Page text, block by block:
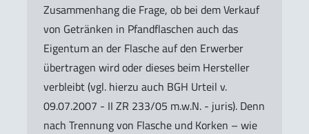
Zusammenhang die Frage, ob bei dem Verkauf
von Getränken in Pfandflaschen auch das
Eigentum an der Flasche auf den Erwerber
übertragen wird oder dieses beim Hersteller
verbleibt (vgl. hierzu auch BGH Urteil v.
09.07.2007 - II ZR 233/05 m.w.N. - juris). Denn
nach Trennung von Flasche und Korken – wie